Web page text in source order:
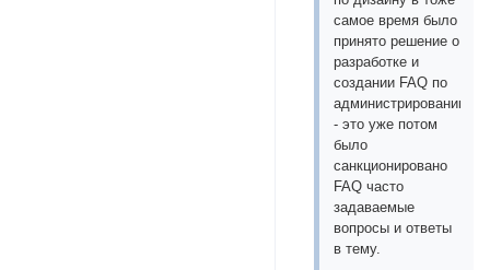
самое время было
принято решение о
разработке и
создании FAQ по
администрированию
- это уже потом
было
санкционировано
FAQ часто
задаваемые
вопросы и ответы
в тему.